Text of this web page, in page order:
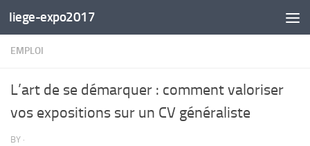
Skip to content
liege-expo2017
EMPLOI
L’art de se démarquer : comment valoriser
vos expositions sur un CV généraliste
BY ·